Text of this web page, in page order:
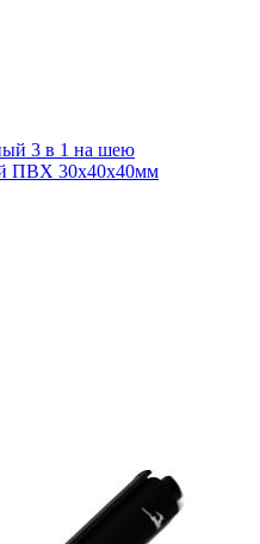
3 в 1 на шею
ПВХ 30х40х40мм